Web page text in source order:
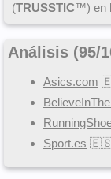
(TRUSSTIC™) en
Análisis (95/
Asics.com
Sport.es